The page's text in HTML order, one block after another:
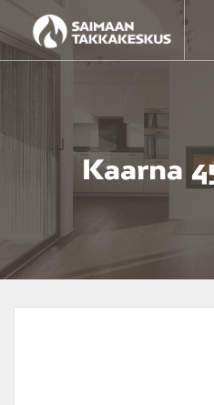
to
content
Kaarna